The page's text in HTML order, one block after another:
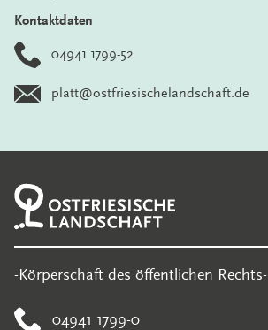
Kontaktdaten
04941 1799-52
platt@ostfriesischelandschaft.de
-Körperschaft des öffentlichen Rechts-
04941 1799-0